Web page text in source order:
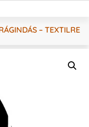
– TEXTILRE